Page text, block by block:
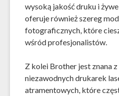
wysoką jakość druku i
oferuje również szereg
fotograficznych, które
wśród profesjonalistów.
Z kolei Brother jest znana
niezawodnych drukarek
atramentowych, które